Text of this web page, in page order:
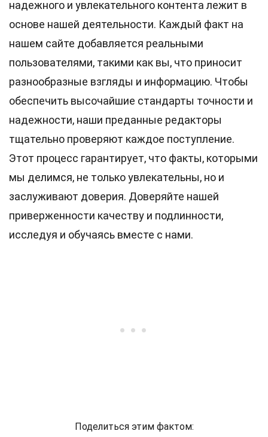
надежного и увлекательного контента лежит в
основе нашей деятельности. Каждый факт на
нашем сайте добавляется реальными
пользователями, такими как вы, что приносит
разнообразные взгляды и информацию. Чтобы
обеспечить высочайшие стандарты точности и
надежности, наши преданные редакторы
тщательно проверяют каждое поступление.
Этот процесс гарантирует, что факты, которыми
мы делимся, не только увлекательны, но и
заслуживают доверия. Доверяйте нашей
приверженности качеству и подлинности,
исследуя и обучаясь вместе с нами.
Поделиться этим фактом: